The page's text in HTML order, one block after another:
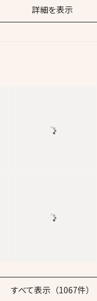
詳細を表示
すべて表示（1067件）